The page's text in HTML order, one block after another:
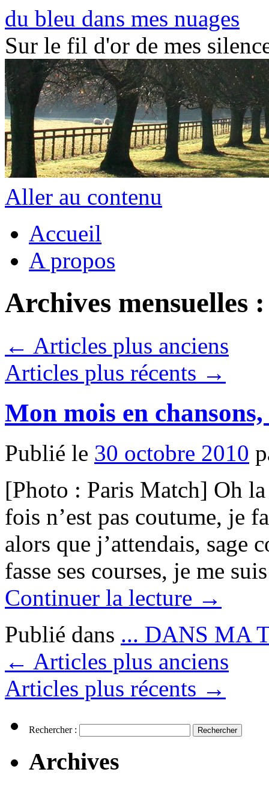
du bleu dans mes nuages
Sur le fil d'or de mes
Aller au contenu
Accueil
A propos
Archives mensuelles
← Articles plus anciens
Articles plus récents →
Mon mois en
Publié le 30 octobre 2010
[Photo : Paris Match] Oh
fois n’est pas coutume, je
alors que j’attendais, sage
fasse ses courses, je me
Continuer la lecture →
Publié dans ... DANS MA
← Articles plus anciens
Articles plus récents →
Rechercher :
Archives